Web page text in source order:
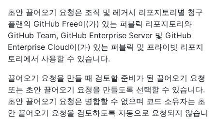
초안 끌어오기 요청은 조직 및 레거시 리포지토리별 청구
플랜의 GitHub Free이(가) 있는 퍼블릭 리포지토리와
GitHub Team, GitHub Enterprise Server 및 GitHub
Enterprise Cloud이(가) 있는 퍼블릭 및 프라이빗 리포지
토리에서 사용할 수 있습니다.
끌어오기 요청을 만들 때 검토할 준비가 된 끌어오기 요청
또는 초안 끌어오기 요청을 만들도록 선택할 수 있습니다.
초안 끌어오기 요청은 병합할 수 없으며 코드 소유자는 초
안 끌어오기 요청을 검토하도록 자동으로 요청되지 않습니